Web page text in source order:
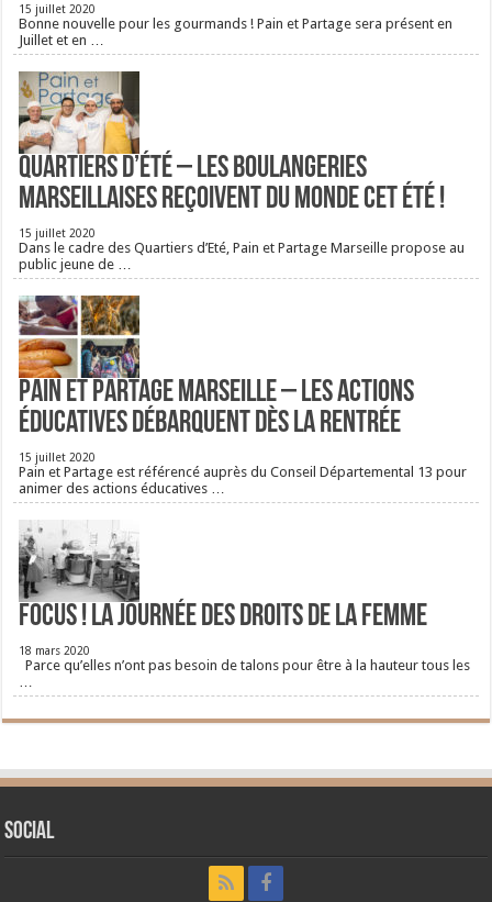
15 juillet 2020
Bonne nouvelle pour les gourmands ! Pain et Partage sera présent en
Juillet et en …
Quartiers d’été – Les boulangeries
Marseillaises reçoivent du monde cet été !
15 juillet 2020
Dans le cadre des Quartiers d’Eté, Pain et Partage Marseille propose au
public jeune de …
Pain et Partage Marseille – Les actions
éducatives débarquent dès la rentrée
15 juillet 2020
Pain et Partage est référencé auprès du Conseil Départemental 13 pour
animer des actions éducatives …
FOCUS ! La journée des droits de la femme
18 mars 2020
Parce qu’elles n’ont pas besoin de talons pour être à la hauteur tous les
Social